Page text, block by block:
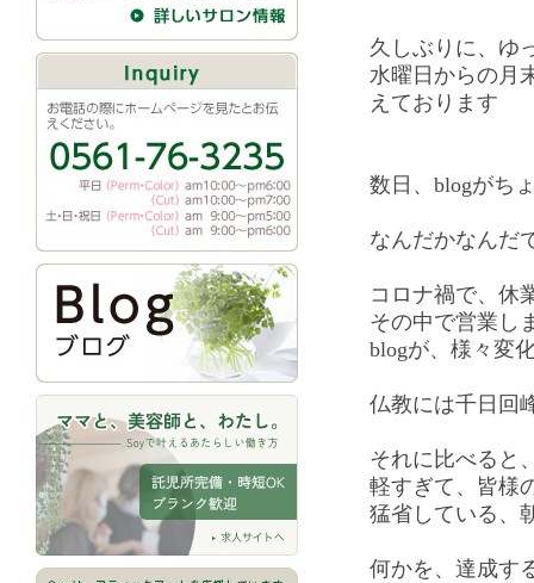
久しぶりに、ゆ
水曜日からの月
えております
数日、blogがち
なんだかなんだ
コロナ禍で、休
その中で営業し
blogが、様々変
仏教には千日回
それに比べると
軽すぎて、皆様
猛省している、
何かを、達成す